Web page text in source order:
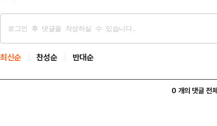
최신순 찬성순 반대순
0 개의 댓글 전